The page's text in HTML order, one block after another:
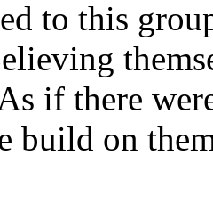
to this
if there
build on